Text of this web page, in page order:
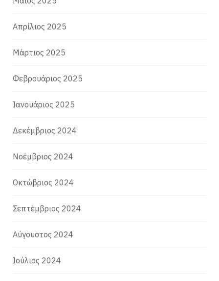
Απρίλιος 2025
Μάρτιος 2025
Φεβρουάριος 2025
Ιανουάριος 2025
Δεκέμβριος 2024
Νοέμβριος 2024
Οκτώβριος 2024
Σεπτέμβριος 2024
Αύγουστος 2024
Ιούλιος 2024